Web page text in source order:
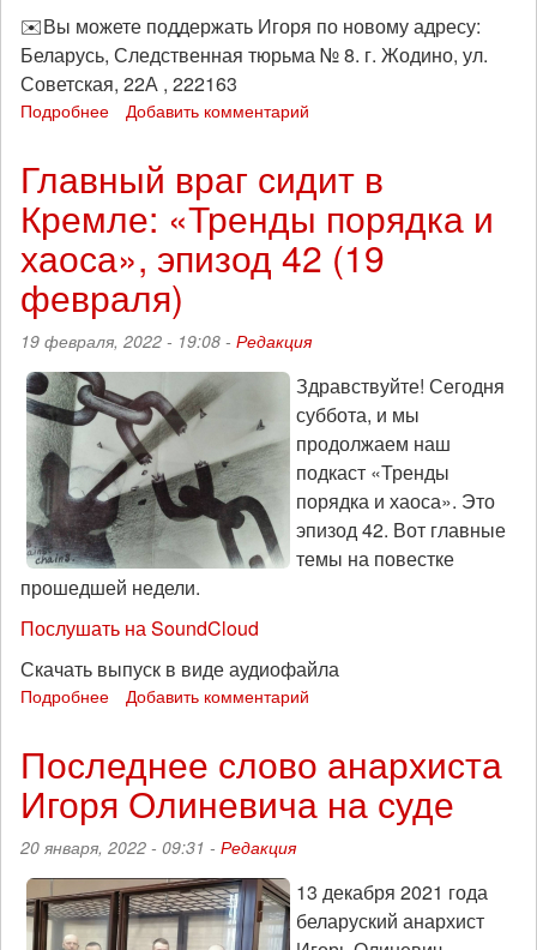
✉️Вы можете поддержать Игоря по новому адресу:
Беларусь, Следственная тюрьма № 8. г. Жодино, ул.
Советская, 22А , 222163
Подробнее
этапирован
тюрьму
в
Жодино
Добавить комментарий
Главный враг сидит в
Кремле: «Тренды порядка и
хаоса», эпизод 42 (19
февраля)
19 февраля, 2022 - 19:08 - Редакция
Здравствуйте! Сегодня
суббота, и мы
продолжаем наш
подкаст «Тренды
порядка и хаоса». Это
эпизод 42. Вот главные
темы на повестке
прошедшей недели.
Послушать на SoundCloud
Скачать выпуск в виде аудиофайла
Подробнее
сидит
Кремле:
«Тренды
и
хаоса»,
эпизод
Добавить комментарий
Последнее слово анархиста
Игоря Олиневича на суде
20 января, 2022 - 09:31 - Редакция
13 декабря 2021 года
беларуский анархист